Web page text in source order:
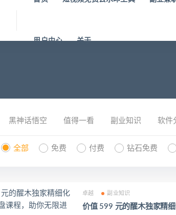
用户中心 关于
黑神话悟空 值得一看 副业知识 软件
全部 免费 付费 钻石免费
卓越 副业知识
价值 599 元的醒木独家精